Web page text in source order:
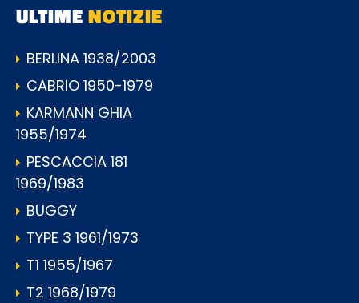
ULTIMENOTIZIE
BERLINA 1938/2003
CABRIO 1950-1979
KARMANN GHIA
1955/1974
PESCACCIA 181
1969/1983
BUGGY
TYPE 3 1961/1973
T1 1955/1967
T2 1968/1979